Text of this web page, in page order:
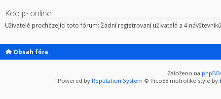
Kdo je online
Uživatelé procházející toto fórum: Žádní registrovaní uživatelé a 4 návštevníků
Obsah fóra
Založeno na phpBB
Powered by Reputation System © Pico88 metrolike style by